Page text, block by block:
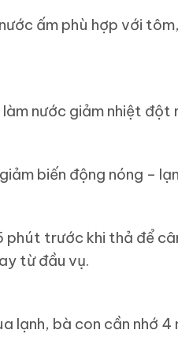
ấm phù hợp với
nước giảm nhiệt
biến động nóng –
trước khi thả để
từ đầu vụ.
lạnh, bà con cần nhớ